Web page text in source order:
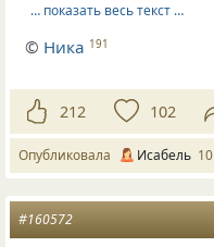
… показать весь текст …
© Ника 191
212 102
Опубликовала Исабель
#160572